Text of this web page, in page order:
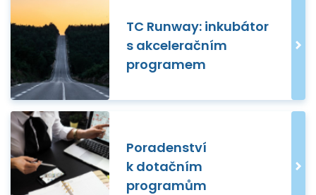
TC Runway: inkubátor
s akceleračním
programem
Poradenství
k dotačním
programům